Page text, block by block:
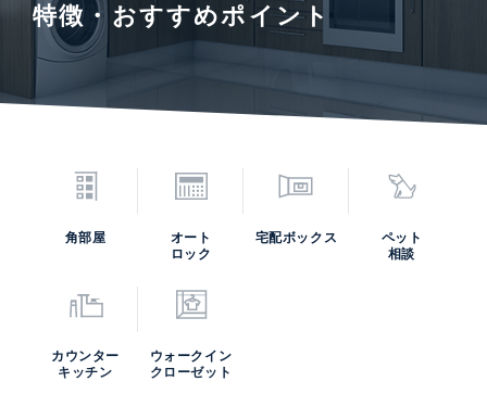
特徴・おすすめポイント
角部屋
オート
ロック
宅配ボックス
ペット
相談
カウンター
キッチン
ウォークイン
クローゼット